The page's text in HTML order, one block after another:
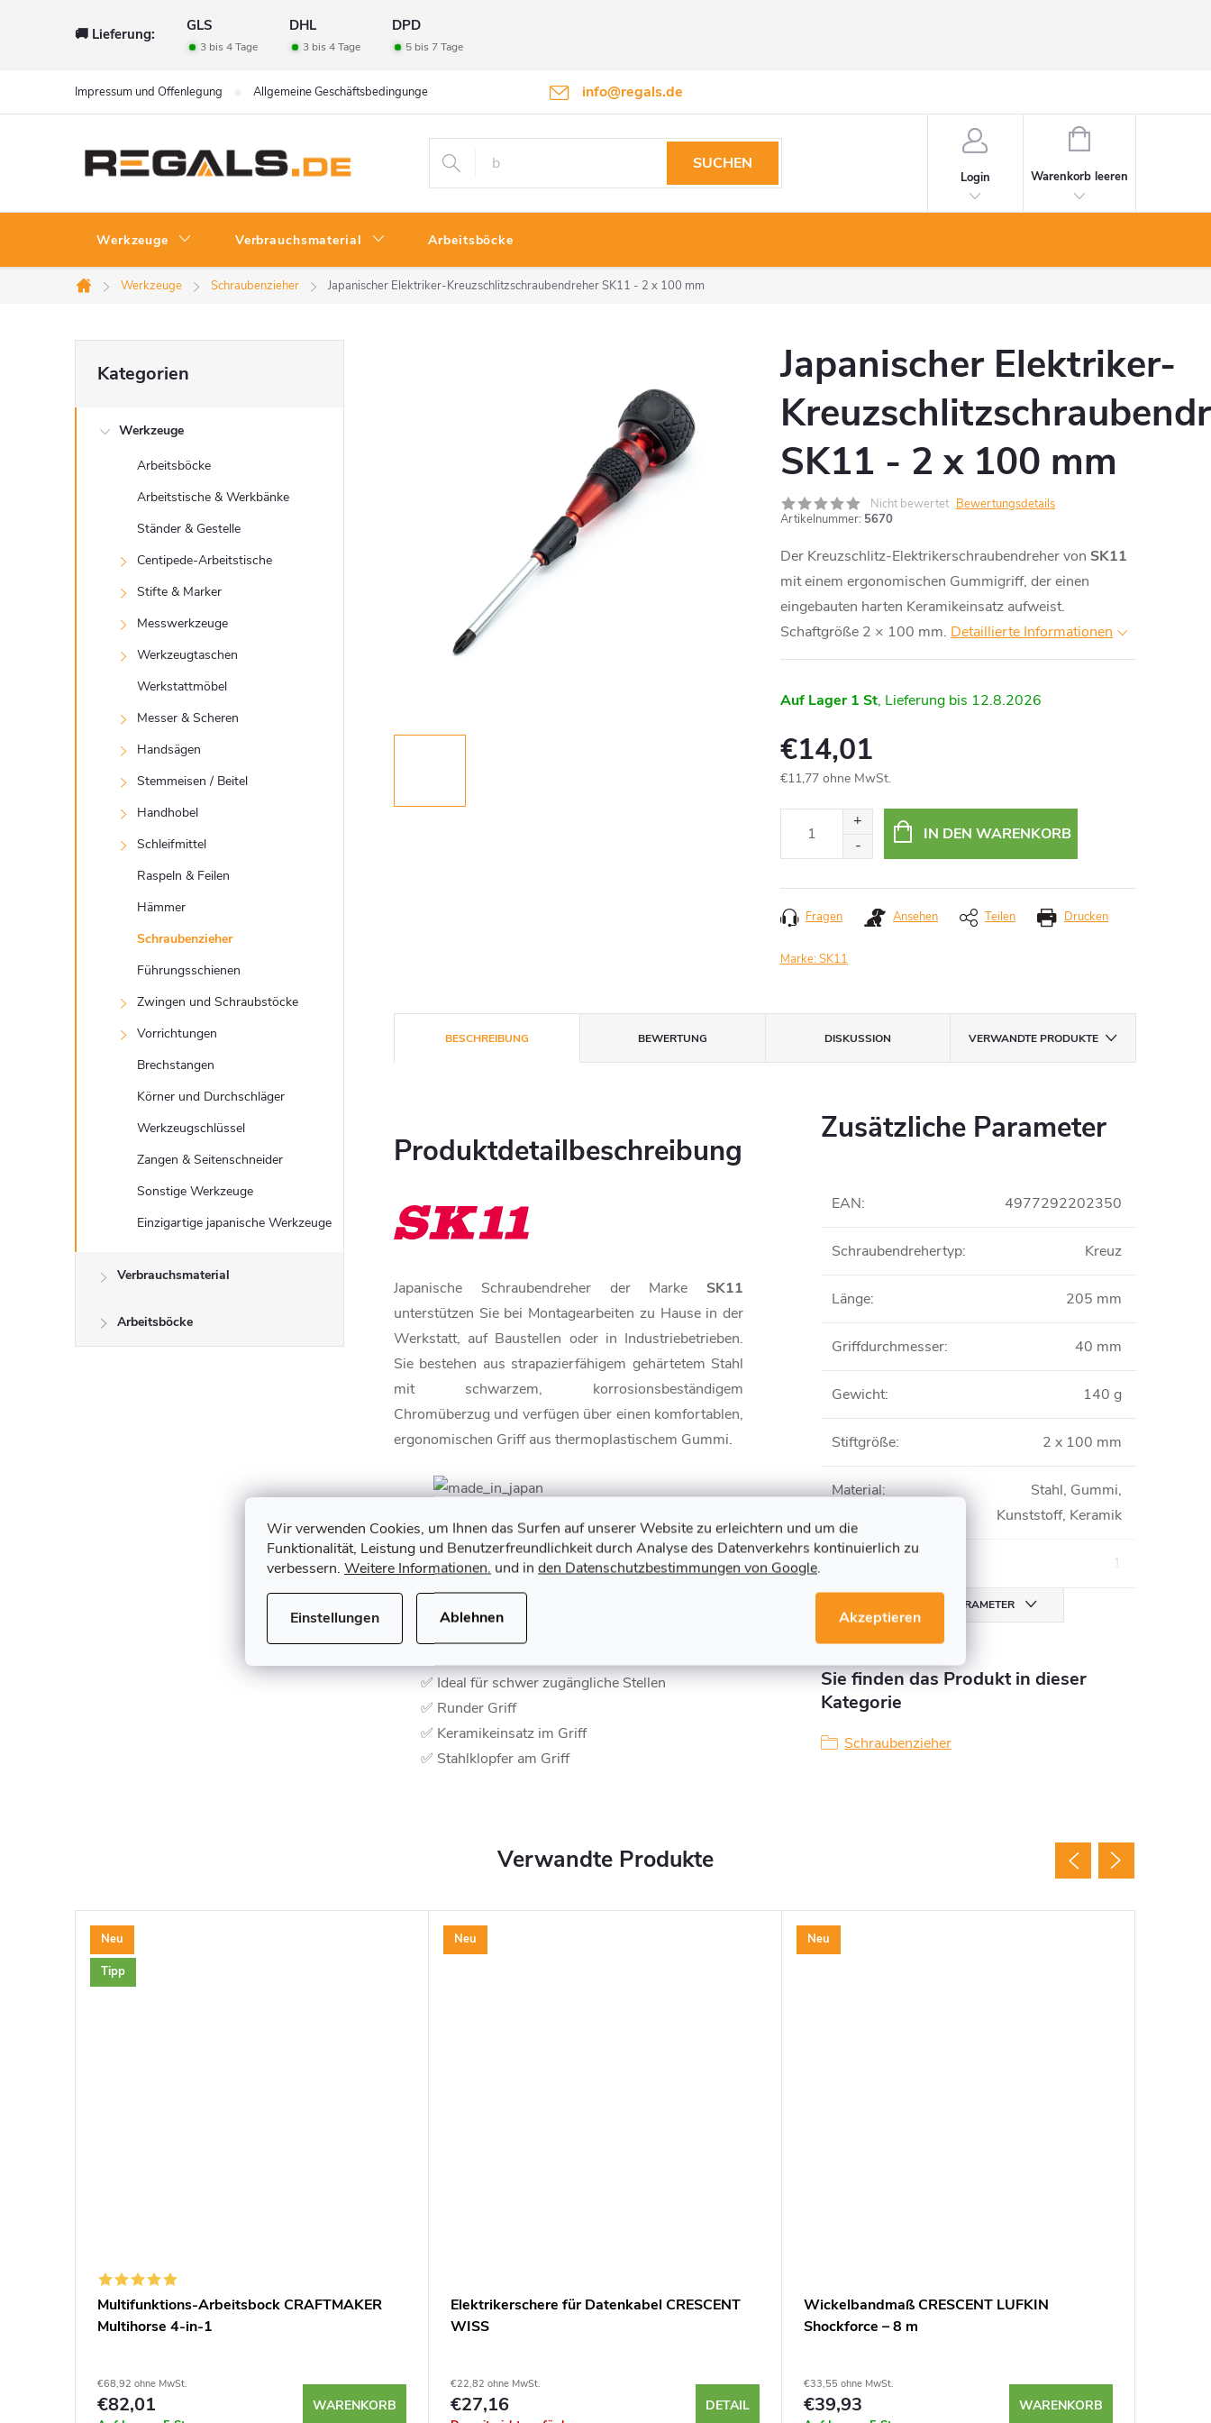
Wir verwenden Cookies, um Ihnen das Surfen auf unserer Website zu erleichtern und um die
Funktionalität, Leistung und Benutzerfreundlichkeit durch Analyse des Datenverkehrs kontinuierlich zu
verbessern. Weitere Informationen. und in den Datenschutzbestimmungen von Google.
Einstellungen Ablehnen Akzeptieren
🚚 Lieferung: GLS DHL DPD
3 bis 4 Tage 3 bis 4 Tage 5 bis 7 Tage
info@regals.de
Impressum und Offenlegung Allgemeine Geschäftsbedingungen Datenschutzbestimmungen Rückgabeinformationen
SUCHEN
Login
WARENKORB
Warenkorb leeren
Werkzeuge Verbrauchsmaterial Arbeitsböcke
Startseite
Werkzeuge Schraubenzieher Japanischer Elektriker-Kreuzschlitzschraubendreher SK11 - 2 x 100 mm
e
überspringen
Kategorien
Werkzeuge
Arbeitsböcke
Arbeitstische & Werkbänke
Ständer & Gestelle
Centipede-Arbeitstische
Stifte & Marker
Messwerkzeuge
Werkzeugtaschen
Werkstattmöbel
Messer & Scheren
Handsägen
Stemmeisen / Beitel
Handhobel
Schleifmittel
Raspeln & Feilen
Hämmer
Schraubenzieher
Führungsschienen
Zwingen und Schraubstöcke
Vorrichtungen
Brechstangen
Körner und Durchschläger
Werkzeugschlüssel
Zangen & Seitenschneider
Sonstige Werkzeuge
Einzigartige japanische Werkzeuge
Verbrauchsmaterial
Arbeitsböcke
Japanischer Elektriker-
SK11 - 2 x 100 mm
Nicht bewertet Bewertungsdetails
Artikelnummer: 5670
Der Kreuzschlitz-Elektrikerschraubendreher von SK11
mit einem ergonomischen Gummigriff, der einen
eingebauten harten Keramikeinsatz aufweist.
Schaftgröße 2 × 100 mm. Detaillierte Informationen
Auf Lager 1 St 12.8.2026
€14,01
€11,77 ohne MwSt.
IN DEN WARENKORB
Drucken
Fragen Ansehen Teilen
Marke:SK11
BESCHREIBUNG BEWERTUNG DISKUSSION VERWANDTE PRODUKTE
Produktdetailbeschreibung
Japanische Schraubendreher der Marke SK11
unterstützen Sie bei Montagearbeiten zu Hause in der
Werkstatt, auf Baustellen oder in Industriebetrieben.
Sie bestehen aus strapazierfähigem gehärtetem Stahl
mit schwarzem, korrosionsbeständigem
Chromüberzug und verfügen über einen komfortablen,
ergonomischen Griff aus thermoplastischem Gummi.
Eigenschaften des SK11
Schraubendrehers
✅ Kreuzschlitzschraubendreher
✅ Ideal für schwer zugängliche Stellen
✅ Runder Griff
✅ Keramikeinsatz im Griff
✅ Stahlklopfer am Griff
Zusätzliche Parameter
EAN: 4977292202350
Schraubendrehertyp: Kreuz
Länge: 205 mm
Griffdurchmesser: 40 mm
Gewicht: 140 g
Stiftgröße: 2 x 100 mm
Material:
Stahl, Gummi,
Kunststoff, Keramik
1
ALLE PARAMETER
Sie finden das Produkt in dieser
Kategorie
Schraubenzieher
Verwandte Produkte
Neu
Tipp
Multifunktions-Arbeitsbock CRAFTMAKER
Multihorse 4-in-1
€68,92 ohne MwSt.
€82,01 WARENKORB
Neu
Elektrikerschere für Datenkabel CRESCENT
WISS
€22,82 ohne MwSt.
€27,16 DETAIL
Neu
Wickelbandmaß CRESCENT LUFKIN
Shockforce – 8 m
€33,55 ohne MwSt.
€39,93 WARENKORB